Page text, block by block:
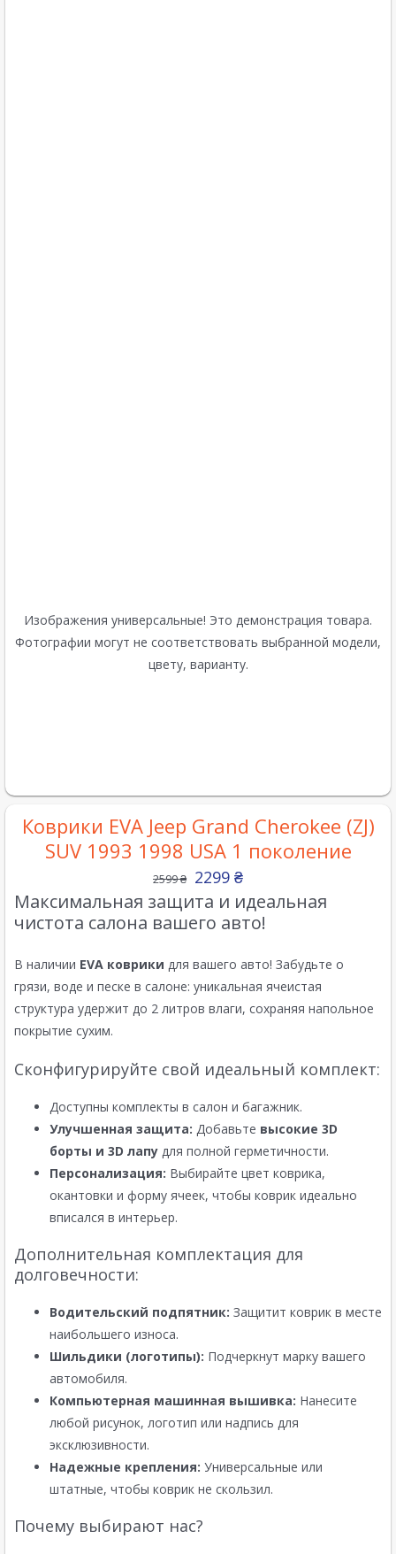
Изображения универсальные! Это демонстрация товара.
Фотографии могут не соответствовать выбранной модели,
цвету, варианту.
Коврики EVA Jeep Grand Cherokee (ZJ)
SUV 1993 1998 USA 1 поколение
2599₴ 2299 ₴
Максимальная защита и идеальная
чистота салона вашего авто!
В наличии EVA коврики для вашего авто! Забудьте о
грязи, воде и песке в салоне: уникальная ячеистая
структура удержит до 2 литров влаги, сохраняя напольное
покрытие сухим.
Сконфигурируйте свой идеальный комплект:
Доступны комплекты в салон и багажник.
Улучшенная защита: Добавьте высокие 3D
борты и 3D лапу для полной герметичности.
Персонализация: Выбирайте цвет коврика,
окантовки и форму ячеек, чтобы коврик идеально
вписался в интерьер.
Дополнительная комплектация для
долговечности:
Водительский подпятник: Защитит коврик в месте
наибольшего износа.
Шильдики (логотипы): Подчеркнут марку вашего
автомобиля.
Компьютерная машинная вышивка: Нанесите
любой рисунок, логотип или надпись для
эксклюзивности.
Надежные крепления: Универсальные или
штатные, чтобы коврик не скользил.
Почему выбирают нас?